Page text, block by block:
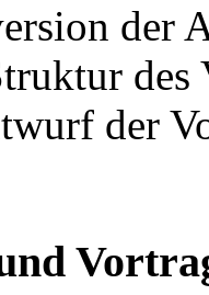
der
des
der